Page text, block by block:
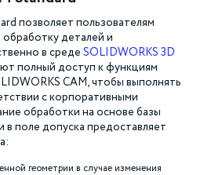
позволяет пользователям
деталей и
в среде SOLIDWORKS 3D
полный доступ к функциям
CAM, чтобы выполнять
с корпоративными
обработки на основе базы
в поле допуска предоставляет
геометрии в случае изменения